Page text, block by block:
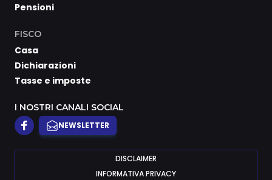
Pensioni
FISCO
Casa
Dichiarazioni
Tasse e imposte
I NOSTRI CANALI SOCIAL
NEWSLETTER
DISCLAIMER
INFORMATIVA PRIVACY